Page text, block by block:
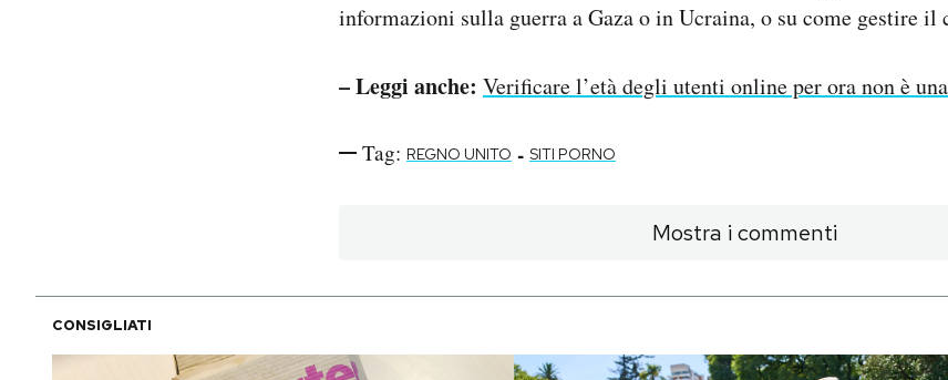
informazioni sulla guerra a Gaza o in Ucraina, o su come gestire il
– Leggi anche: Verificare l’età degli utenti online per ora non è
Tag: REGNO UNITO - SITI PORNO
Mostra i commenti
CONSIGLIATI